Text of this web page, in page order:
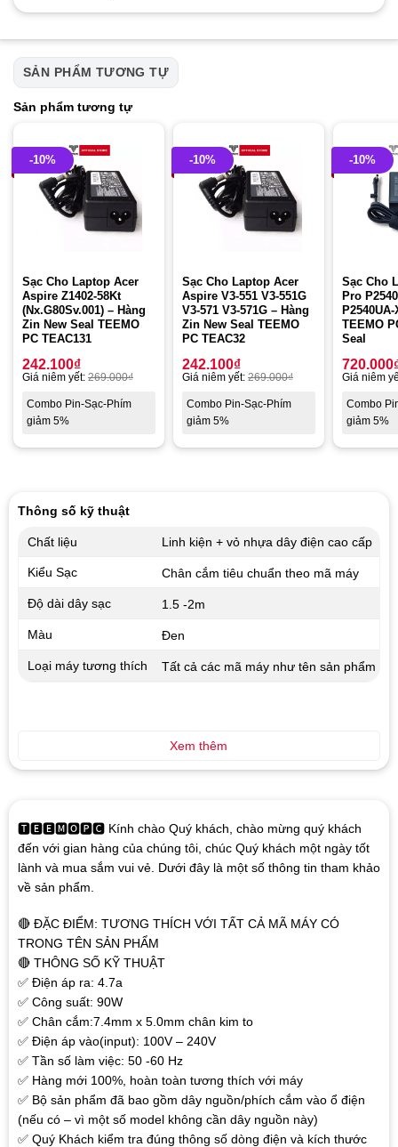
SẢN PHẨM TƯƠNG TỰ
Sản phẩm tương tự
-10%
Sạc Cho Laptop Acer
Aspire Z1402-58Kt
(Nx.G80Sv.001) – Hàng
Zin New Seal TEEMO
PC TEAC131
242.100₫
Giá niêm yết: 269.000₫
Combo Pin-Sạc-Phím
giảm 5%
-10%
Sạc Cho Laptop Acer
Aspire V3-551 V3-551G
V3-571 V3-571G – Hàng
Zin New Seal TEEMO
PC TEAC32
242.100₫
Giá niêm yết: 269.000₫
Combo Pin-Sạc-Phím
giảm 5%
-10%
Sạc Cho
Pro
TEEMO
Seal
720.000
Giá niêm
Combo
giảm 5%
🆃🅴🅴🅼🅾🅿🅲 Kính chào Quý khách, chào mừng quý khách
đến với gian hàng của chúng tôi, chúc Quý khách một ngày tốt
lành và mua sắm vui vẻ. Dưới đây là một số thông tin tham khảo
về sản phẩm.
🔴 ĐẶC ĐIỂM: TƯƠNG THÍCH VỚI TẤT CẢ MÃ MÁY CÓ
TRONG TÊN SẢN PHẨM
🔴 THÔNG SỐ KỸ THUẬT
✅ Điện áp ra: 4.7a
✅ Công suất: 90W
✅ Chân cắm:7.4mm x 5.0mm chân kim to
✅ Điện áp vào(input): 100V – 240V
✅ Tần số làm việc: 50 -60 Hz
✅ Hàng mới 100%, hoàn toàn tương thích với máy
✅ Bộ sản phẩm đã bao gồm dây nguồn/phích cắm vào ổ điện
(nếu có – vì một số model không cần dây nguồn này)
✅ Quý Khách kiểm tra đúng thông số dòng điện và kích thước
Thông số kỹ thuật
Chất liệu Linh kiện + vỏ nhựa dây điện cao cấp
Kiểu Sạc Chân cắm tiêu chuẩn theo mã máy
Độ dài dây sạc 1.5 -2m
Màu Đen
Loại máy tương thích Tất cả các mã máy như tên sản phẩm
Xem thêm